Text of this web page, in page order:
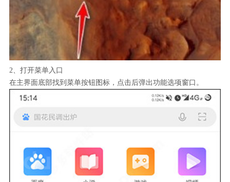
2、打开菜单入口
在主界面底部找到菜单按钮图标，点击后弹出功能选项窗口。